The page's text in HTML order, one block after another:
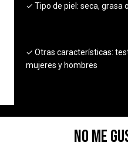
✓ Tipo de piel: seca, grasa
✓ Otras características:
mujeres y hombres
No me